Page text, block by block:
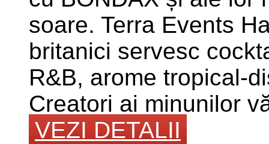
soare. Terra Events
britanici servesc
R&B, arome tropical-
Creatori ai minunilor
VEZI DETALII